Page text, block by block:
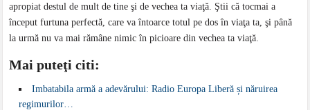
apropiat destul de mult de tine şi de vechea ta viaţă. Ştii că tocmai a
început furtuna perfectă, care va întoarce totul pe dos în viaţa ta, şi până
la urmă nu va mai rămâne nimic în picioare din vechea ta viaţă.
Mai puteţi citi:
Imbatabila armă a adevărului: Radio Europa Liberă și năruirea
regimurilor…